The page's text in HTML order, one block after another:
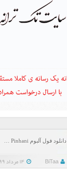
دانلود فول آلبوم Pinhani …
BiTaa